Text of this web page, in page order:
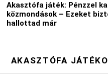
Akasztófa játék: Pénzzel
közmondások – Ezeket
hallottad már
AKASZTÓFA